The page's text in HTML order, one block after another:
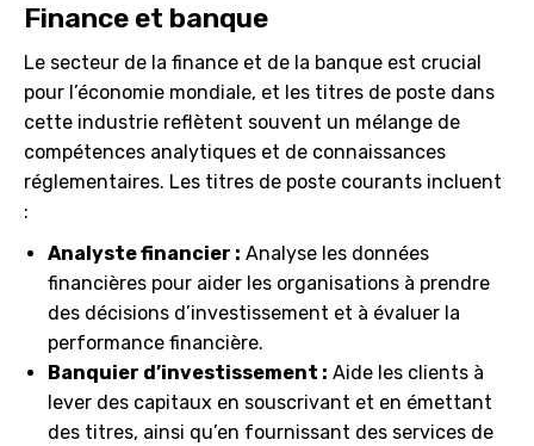
Finance et banque
Le secteur de la finance et de la banque est crucial
pour l’économie mondiale, et les titres de poste dans
cette industrie reflètent souvent un mélange de
compétences analytiques et de connaissances
réglementaires. Les titres de poste courants incluent
:
Analyste financier : Analyse les données
financières pour aider les organisations à prendre
des décisions d’investissement et à évaluer la
performance financière.
Banquier d’investissement : Aide les clients à
lever des capitaux en souscrivant et en émettant
des titres, ainsi qu’en fournissant des services de